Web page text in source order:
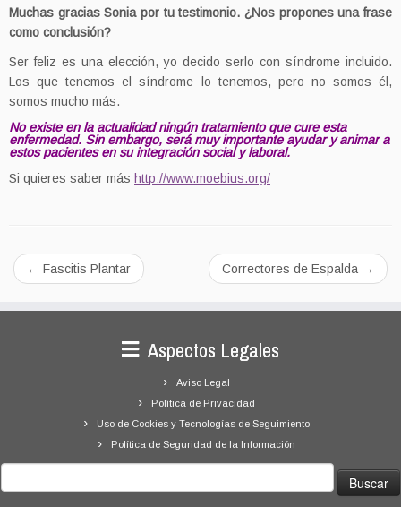
Muchas gracias Sonia por tu testimonio. ¿Nos propones una frase
como conclusión?
Ser feliz es una elección, yo decido serlo con síndrome incluido.
Los que tenemos el síndrome lo tenemos, pero no somos él,
somos mucho más.
No existe en la actualidad ningún tratamiento que cure esta
enfermedad. Sin embargo, será muy importante ayudar y animar a
estos pacientes en su integración social y laboral.
Si quieres saber más http://www.moebius.org/
← Fascitis Plantar Correctores de Espalda →
Aspectos Legales
Aviso Legal
Política de Privacidad
Uso de Cookies y Tecnologías de Seguimiento
Política de Seguridad de la Información